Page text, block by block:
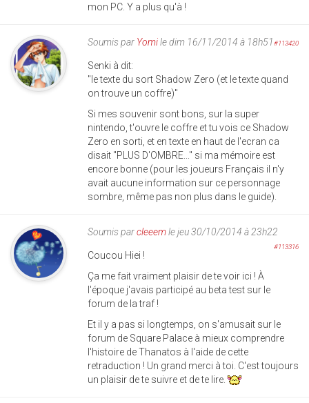
mon PC. Y a plus qu'à !
Soumis par Yomile dim 16/11/2014 à 18h51#113420
Senki à dit:
"le texte du sort Shadow Zero (et le texte quand
on trouve un coffre)"
Si mes souvenir sont bons, sur la super
nintendo, t'ouvre le coffre et tu vois ce Shadow
Zero en sorti, et en texte en haut de l'ecran ca
disait "PLUS D'OMBRE..." si ma mémoire est
encore bonne (pour les joueurs Français il n'y
avait aucune information sur ce personnage
sombre, même pas non plus dans le guide).
Soumis parcleeemle jeu 30/10/2014 à 23h22
#113316
Coucou Hiei !
Ça me fait vraiment plaisir de te voir ici ! À
l'époque j'avais participé au beta test sur le
forum de la traf !
Et il y a pas si longtemps, on s'amusait sur le
forum de Square Palace à mieux comprendre
l'histoire de Thanatos à l'aide de cette
retraduction ! Un grand merci à toi. C'est toujours
un plaisir de te suivre et de te lire.